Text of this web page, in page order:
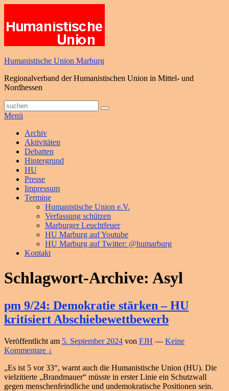
springen
Humanistische Union Marburg
Regionalverband der Humanistischen Union in Mittel- und
Nordhessen
Suche
nach:
Suchen
Menü
Primäres
Menü
Archiv
Aktivitäten
Debatten
Hintergrund
HU
Presse
Impressum
Termine
Humanistische Union e.V.
Verfassung schützen
Marburger Leuchtfeuer
HU Marburg auf Youtube
HU Marburg auf Twitter: @humarburg
Kontakt
Schlagwort-Archive: Asyl
pm 9/24: Demokratie stärken – HU
kritisiert Abschiebewettbewerb
Veröffentlicht am 5. September 2024 von FJH — Keine
Kommentare ↓
„Es ist 5 vor 33“, warnt auch die Humanistische Union (HU). Die
vielzitierte „Brandmauer“ müsste in erster Linie ein Schutzwall
gegen menschenfeindliche und undemokratische Positionen sein.